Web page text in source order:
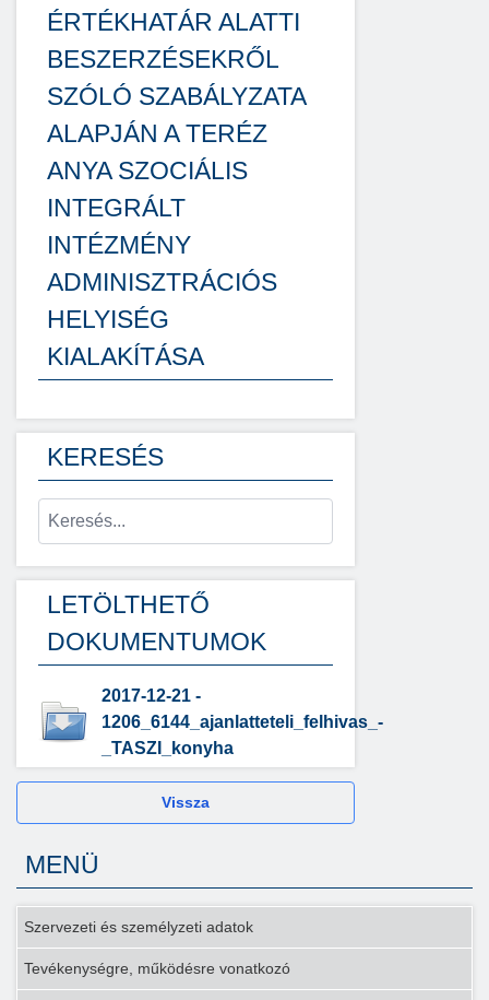
ÉRTÉKHATÁR ALATTI
BESZERZÉSEKRŐL
SZÓLÓ SZABÁLYZATA
ALAPJÁN A TERÉZ
ANYA SZOCIÁLIS
INTEGRÁLT
INTÉZMÉNY
ADMINISZTRÁCIÓS
HELYISÉG
KIALAKÍTÁSA
KERESÉS
LETÖLTHETŐ
DOKUMENTUMOK
2017-12-21 -
1206_6144_ajanlatteteli_felhivas_-
_TASZI_konyha
Vissza
MENÜ
Szervezeti és személyzeti adatok
Tevékenységre, működésre vonatkozó